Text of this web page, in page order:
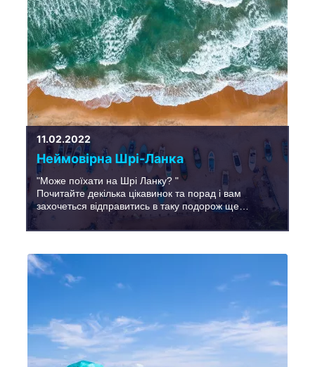
11.02.2022
Неймовірна Шрі-Ланка
"Може поїхати на Шрі Ланку? "
Почитайте декілька цікавинок та порад і вам
захочеться відправитись в таку подорож ще
більше!